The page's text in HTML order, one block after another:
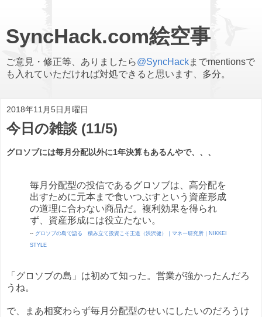
SyncHack.com絵空事
ご意見・修正等、ありましたら@SyncHackまでmentionsで
も入れていただければ対処できると思います、多分。
2018年11月5日月曜日
今日の雑談 (11/5)
グロソブには毎月分配以外に1年決算もあるんやで、、、
毎月分配型の投信であるグロソブは、高分配を
出すために元本まで食いつぶすという資産形成
の道理に合わない商品だ。複利効果を得られ
ず、資産形成には役立たない。
-- グロソブの島で語る 積み立て投資こそ王道（渋沢健）｜マネー研究所｜NIKKEI
STYLE
「グロソブの島」は初めて知った。営業が強かったんだろ
うね。
で、まあ相変わらず毎月分配型のせいにしたいのだろうけ